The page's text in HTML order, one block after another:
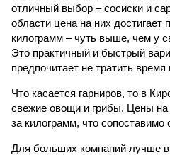
отличный выбор – сосиски и
области цена на них достигает
килограмм – чуть выше, чем у
Это практичный и быстрый
предпочитает не тратить время
Что касается гарниров, то в
свежие овощи и грибы. Цены на
за килограмм, что
Для больших компаний лучше